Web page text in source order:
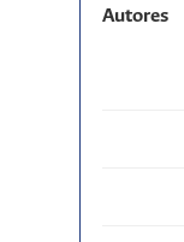
Autores